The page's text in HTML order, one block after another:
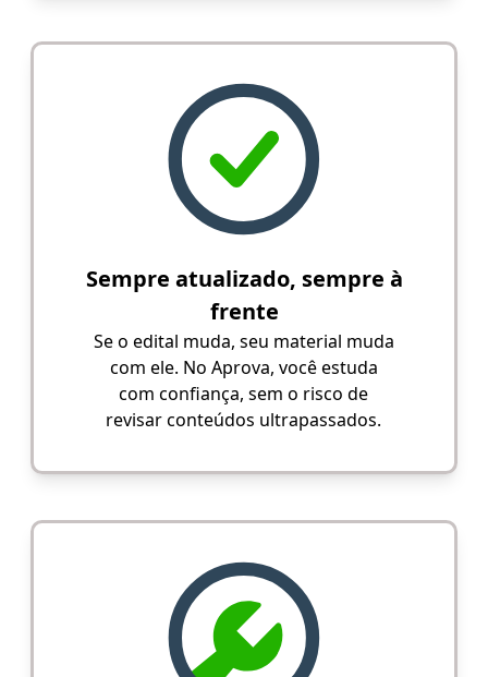
Sempre atualizado, sempre à
frente
Se o edital muda, seu material muda
com ele. No Aprova, você estuda
com confiança, sem o risco de
revisar conteúdos ultrapassados.